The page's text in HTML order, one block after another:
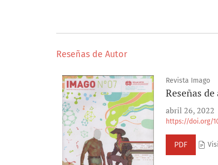
Reseñas de Autor
Revista Imago
Reseñas
abril 26, 2022
https://doi.org/
PDF